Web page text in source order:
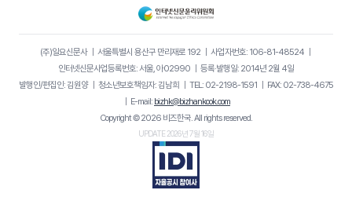
(주)일요신문사｜ 서울특별시 용산구 만리재로 192｜ 사업자번호: 106-81-48524｜
인터넷신문사업등록번호: 서울, 아02990
등록·발행일: 2014년 2월 4일
발행인/편집인: 김원양｜ 청소년보호책임자: 김남희 TEL: 02-2198-1591
FAX: 02-738-4675
E-mail: bizhk@bizhankook.com
Copyright © 2026 비즈한국. All rights reserved.
UPDATE 2026년 7월 16일